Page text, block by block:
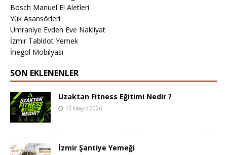
Bosch Manuel El Aletleri
Yük Asansörleri
Ümraniye Evden Eve Nakliyat
İzmir Tabldot Yemek
İnegöl Mobilyası
SON EKLENENLER
Uzaktan Fitness Eğitimi Nedir ?
15 Mayıs 2026
İzmir Şantiye Yemeği